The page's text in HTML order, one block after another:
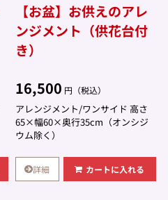
【お盆】お供えのアレ
ンジメント（供花台付
き）
16,500 円（税込）
アレンジメント/ワンサイド 高さ
65×幅60×奥行35cm（オンシジ
ウム除く）
詳細 カートに入れる